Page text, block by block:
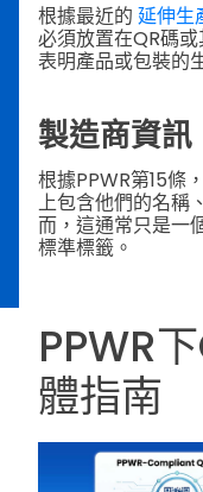
根據最近的 延伸生
必須放置在QR碼
表明產品或包裝的
製造商資訊
根據PPWR第15條
上包含他們的名稱
而，這通常只是一
標準標籤。
PPWR
體指南